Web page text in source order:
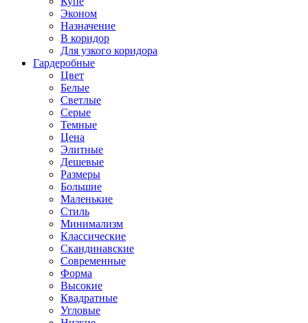
Эконом
Назначение
В коридор
Для узкого коридора
Гардеробные
Цвет
Белые
Светлые
Серые
Темные
Цена
Элитные
Дешевые
Размеры
Большие
Маленькие
Стиль
Минимализм
Классические
Скандинавские
Современные
Форма
Высокие
Квадратные
Угловые